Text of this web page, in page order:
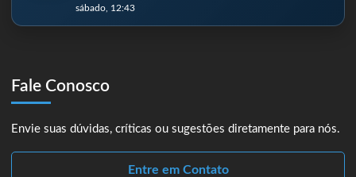
sábado, 12:43
Fale Conosco
Envie suas dúvidas, críticas ou sugestões diretamente para nós.
Entre em Contato